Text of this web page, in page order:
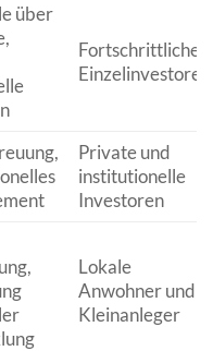
über
Fortschrittliche
Einzelinvestoren
Private und
institutionelle
Investoren
Lokale
Anwohner und
Kleinanleger